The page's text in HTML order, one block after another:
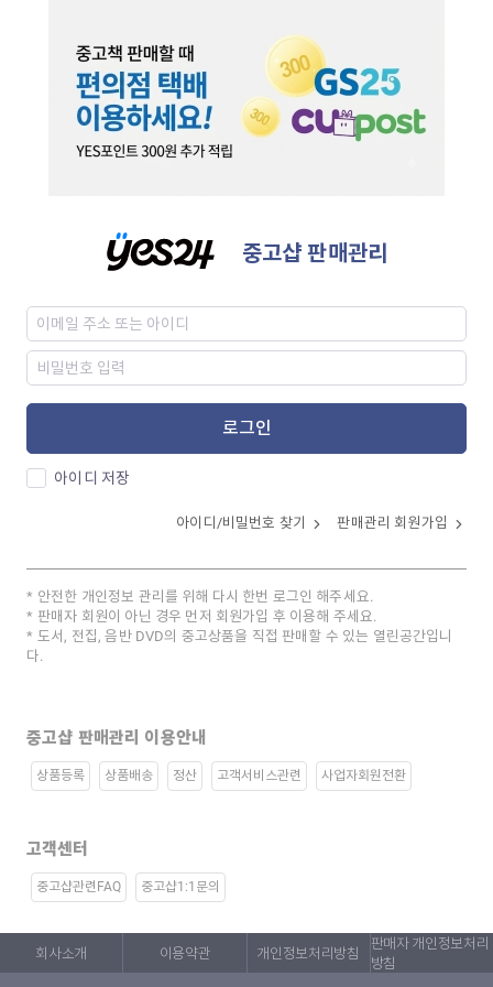
중고샵 판매관리
로그인
아이디 저장
아이디/비밀번호 찾기 판매관리 회원가입
안전한 개인정보 관리를 위해 다시 한번 로그인 해주세요.
판매자 회원이 아닌 경우 먼저 회원가입 후 이용해 주세요.
도서, 전집, 음반 DVD의 중고상품을 직접 판매할 수 있는 열린공간입니
다.
중고샵 판매관리 이용안내
상품등록 상품배송 정산 고객서비스관련 사업자회원전환
고객센터
중고샵관련FAQ 중고샵1:1문의
회사소개 이용약관 개인정보처리방침
판매자 개인정보처리
방침